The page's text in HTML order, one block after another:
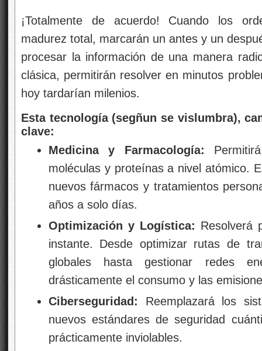
¡Totalmente de acuerdo! Cuando los
madurez total, marcarán un antes y un
procesar la información de una manera
clásica, permitirán resolver en minutos
hoy tardarían milenios.
Esta tecnología (segñun se vislumbra),
clave:
Medicina y Farmacología:
moléculas y proteínas a nivel atómico.
nuevos fármacos y tratamientos
años a solo días.
Optimización y Logística: Resolverá
instante. Desde optimizar rutas de
globales hasta gestionar redes
drásticamente el consumo y las
Ciberseguridad: Reemplazará los
nuevos estándares de seguridad
prácticamente inviolables.